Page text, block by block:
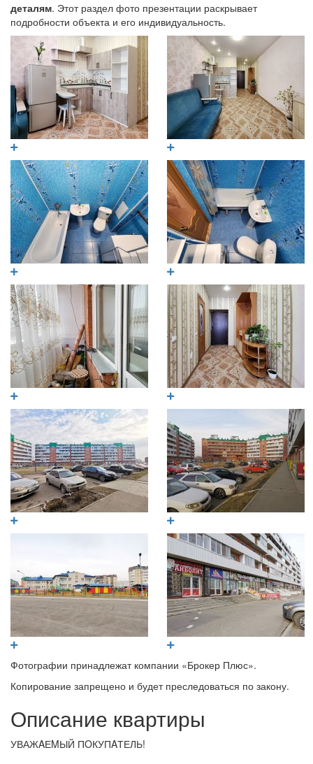
деталям. Этот раздел фото презентации раскрывает
подробности объекта и его индивидуальность.
Фотографии принадлежат компании «Брокер Плюс».
Копирование запрещено и будет преследоваться по закону.
Описание квартиры
УВАЖAЕMЫЙ ПOКУПAТЕЛЬ!